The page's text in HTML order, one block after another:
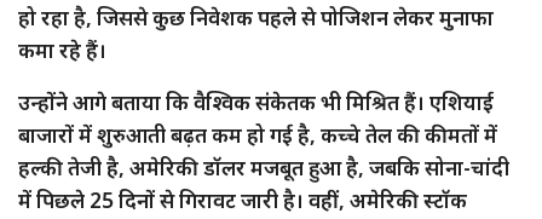
हो रहा है, जिससे कुछ निवेशक पहले से पोजिशन लेकर मुनाफा
कमा रहे हैं।
उन्होंने आगे बताया कि वैश्विक संकेतक भी मिश्रित हैं। एशियाई
बाजारों में शुरुआती बढ़त कम हो गई है, कच्चे तेल की कीमतों में
हल्की तेजी है, अमेरिकी डॉलर मजबूत हुआ है, जबकि सोना-चांदी
में पिछले 25 दिनों से गिरावट जारी है। वहीं, अमेरिकी स्टॉक